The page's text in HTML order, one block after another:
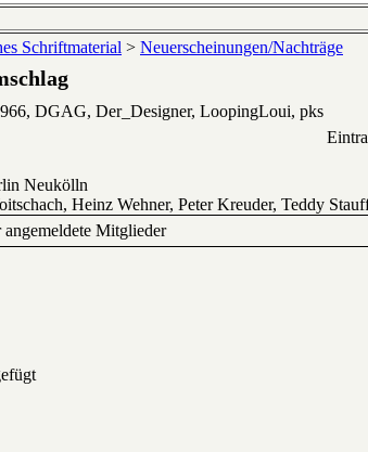
Schriftmaterial > Neuerscheinungen/Nachträge
DGAG, Der_Designer, LoopingLoui, pks
Neukölln
Heinz Wehner, Peter Kreuder, Teddy
Mitglieder